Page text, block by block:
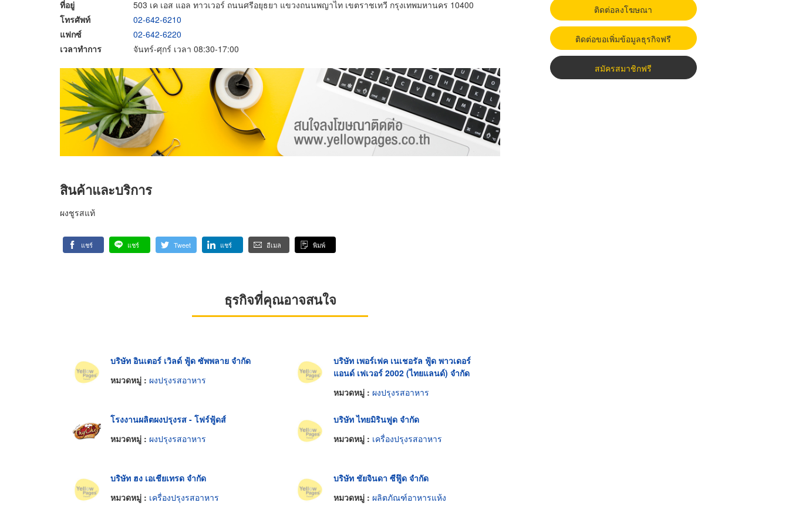
ที่อยู่
503 เค เอส แอล ทาวเวอร์ ถนนศรีอยุธยา แขวงถนนพญาไท เขตราชเทวี กรุงเทพมหานคร 10400
โทรศัพท์
02-642-6210
แฟกซ์
02-642-6220
เวลาทำการ
จันทร์-ศุกร์ เวลา 08:30-17:00
สินค้าและบริการ
ผงชูรสแท้
แชร์ แชร์ Tweet แชร์ อีเมล พิมพ์
ธุรกิจที่คุณอาจสนใจ
บริษัท อินเตอร์ เวิลด์ ฟู้ด ซัพพลาย จำกัด
หมวดหมู่ : ผงปรุงรสอาหาร
บริษัท เพอร์เฟค เนเชอรัล ฟู้ด พาวเดอร์
แอนด์ เฟเวอร์ 2002 (ไทยแลนด์) จำกัด
หมวดหมู่ : ผงปรุงรสอาหาร
โรงงานผลิตผงปรุงรส - โฟร์ฟู้ดส์
หมวดหมู่ : ผงปรุงรสอาหาร
บริษัท ไทยมิรินฟูด จำกัด
หมวดหมู่ : เครื่องปรุงรสอาหาร
บริษัท ฮง เอเชียเทรด จำกัด
หมวดหมู่ : เครื่องปรุงรสอาหาร
บริษัท ชัยจินดา ซีฟู๊ด จำกัด
หมวดหมู่ : ผลิตภัณฑ์อาหารแห้ง
ติดต่อลงโฆษณา
ติดต่อขอเพิ่มข้อมูลธุรกิจฟรี
สมัครสมาชิกฟรี